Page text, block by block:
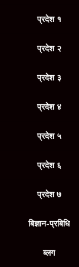
प्रदेश १
प्रदेश २
प्रदेश ३
प्रदेश ४
प्रदेश ५
प्रदेश ६
प्रदेश ७
बिज्ञान-प्रबिधि
ब्लग